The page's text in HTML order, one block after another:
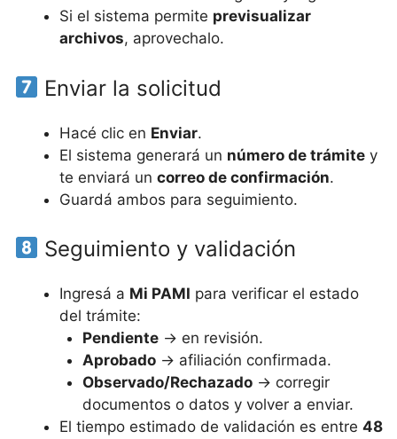
Si el sistema permite previsualizar
archivos, aprovechalo.
Enviar la solicitud
Hacé clic en Enviar.
El sistema generará un número de trámite y
te enviará un correo de confirmación.
Guardá ambos para seguimiento.
Seguimiento y validación
Ingresá a Mi PAMI para verificar el estado
del trámite:
Pendiente→ en revisión.
Aprobado→ afiliación confirmada.
Observado/Rechazado→ corregir
documentos o datos y volver a enviar.
El tiempo estimado de validación es entre 48